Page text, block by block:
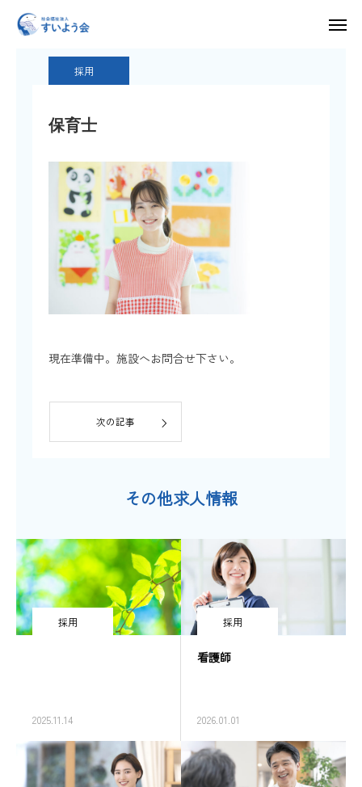
募集要項
採用
保育士
現在準備中。施設へお問合せ下さい。
次の記事
その他求人情報
採用
2025.11.14
採用
看護師
2026.01.01
入所申し込み・見学・体験利用はこちら
すいよう会について
運営施設
採用情報
お知らせ
お問い合わせ